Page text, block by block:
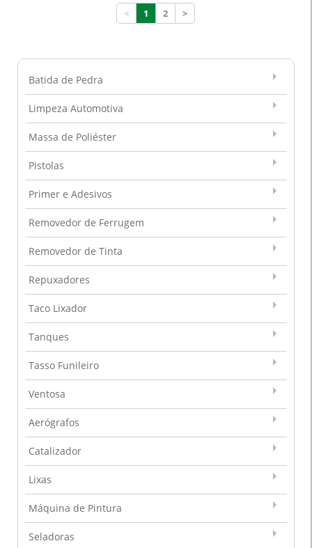
< 1 2 >
Batida de Pedra
Limpeza Automotiva
Massa de Poliéster
Pistolas
Primer e Adesivos
Removedor de Ferrugem
Removedor de Tinta
Repuxadores
Taco Lixador
Tanques
Tasso Funileiro
Ventosa
Aerógrafos
Catalizador
Lixas
Máquina de Pintura
Seladoras